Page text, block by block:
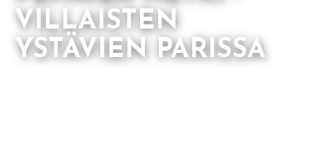
VILLAISTEN
YSTÄVIEN PARISSA